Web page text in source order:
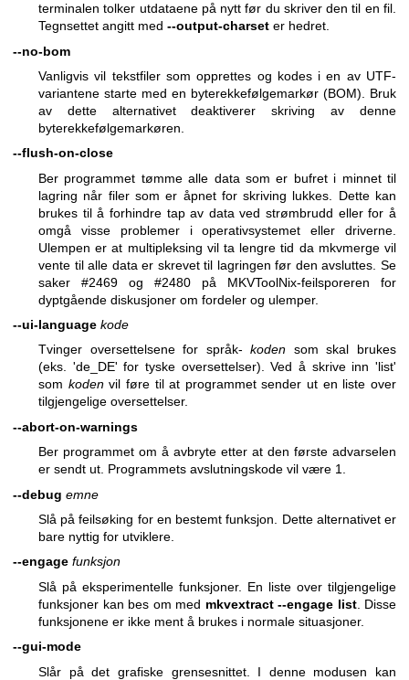
terminalen tolker utdataene på nytt før du skriver den til en fil.
Tegnsettet angitt med --output-charset er hedret.
--no-bom
Vanligvis vil tekstfiler som opprettes og kodes i en av UTF-
variantene starte med en byterekkefølgemarkør (BOM). Bruk
av dette alternativet deaktiverer skriving av denne
byterekkefølgemarkøren.
--flush-on-close
Ber programmet tømme alle data som er bufret i minnet til
lagring når filer som er åpnet for skriving lukkes. Dette kan
brukes til å forhindre tap av data ved strømbrudd eller for å
omgå visse problemer i operativsystemet eller driverne.
Ulempen er at multipleksing vil ta lengre tid da mkvmerge vil
vente til alle data er skrevet til lagringen før den avsluttes. Se
saker #2469 og #2480 på MKVToolNix-feilsporeren for
dyptgående diskusjoner om fordeler og ulemper.
--ui-language kode
Tvinger oversettelsene for språk-koden som skal brukes
(eks. 'de_DE' for tyske oversettelser). Ved å skrive inn 'list'
som kodenvil føre til at programmet sender ut en liste over
tilgjengelige oversettelser.
--abort-on-warnings
Ber programmet om å avbryte etter at den første advarselen
er sendt ut. Programmets avslutningskode vil være 1.
--debug emne
Slå på feilsøking for en bestemt funksjon. Dette alternativet er
bare nyttig for utviklere.
--engage funksjon
Slå på eksperimentelle funksjoner. En liste over tilgjengelige
funksjoner kan bes om med mkvextract --engage list. Disse
funksjonene er ikke ment å brukes i normale situasjoner.
--gui-mode
Slår på det grafiske grensesnittet. I denne modusen kan